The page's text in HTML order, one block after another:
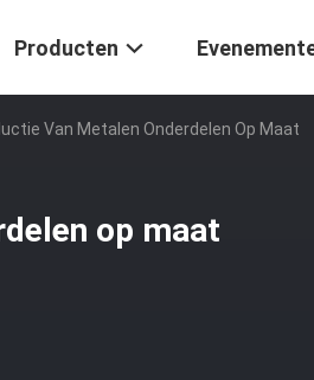
Producten
Van Metalen Onderdelen Op Maat
op maat